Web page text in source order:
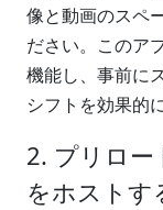
像と動画のスペ
ださい。このア
機能し、事前に
シフトを効果的
2. プリロー
をホストす